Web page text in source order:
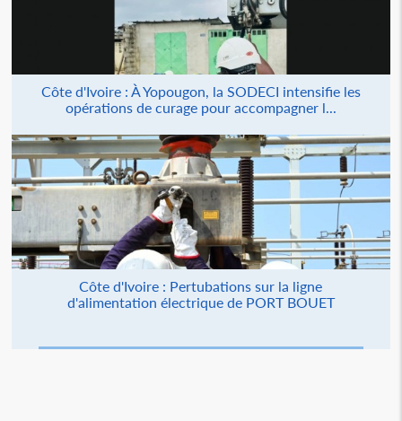
Côte d'Ivoire : À Yopougon, la SODECI intensifie les
opérations de curage pour accompagner l...
Côte d'Ivoire : Pertubations sur la ligne
d'alimentation électrique de PORT BOUET